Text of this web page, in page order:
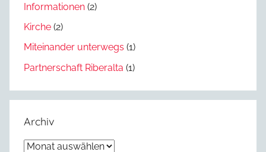
Informationen (2)
Kirche (2)
Miteinander unterwegs (1)
Partnerschaft Riberalta (1)
Archiv
Archiv